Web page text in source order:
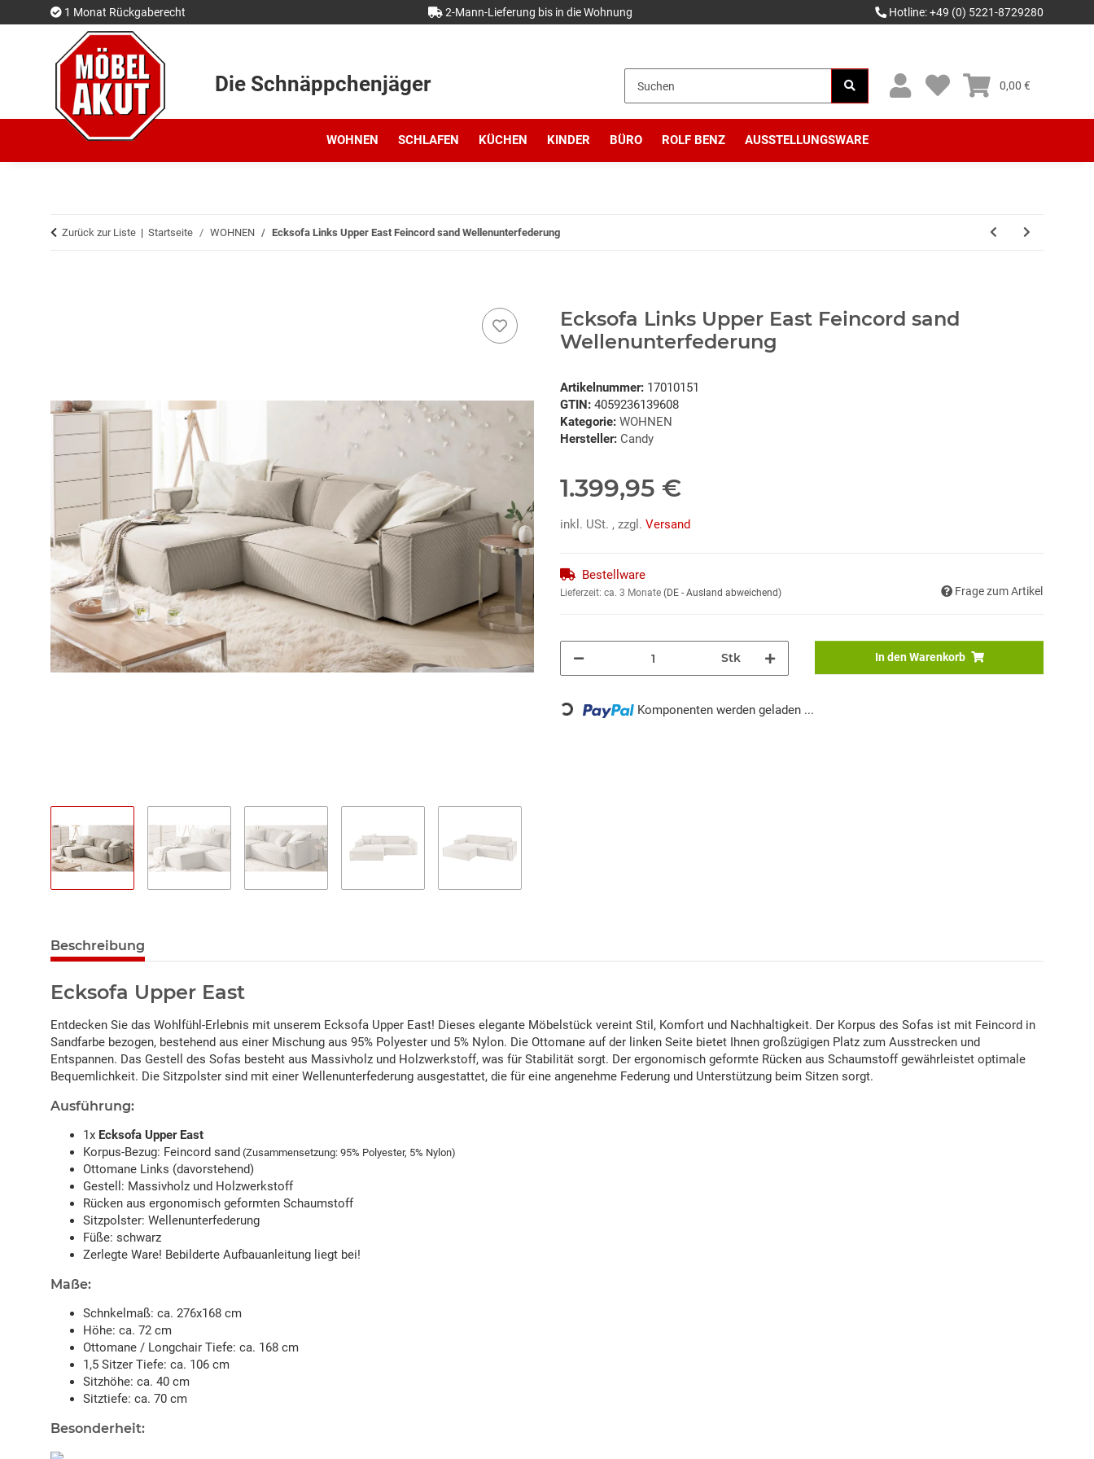
1 Monat Rückgaberecht 2-Mann-Lieferung bis in die Wohnung Hotline: +49 (0) 5221-8729280
Die Schnäppchenjäger 0,00 €
WOHNEN SCHLAFEN KÜCHEN KINDER BÜRO ROLF BENZ AUSSTELLUNGSWARE
Zurück zur Liste Startseite WOHNEN Ecksofa Links Upper East Feincord sand Wellenunterfederung
Ecksofa Links Upper East Feincord sand
Wellenunterfederung
Artikelnummer: 17010151
GTIN: 4059236139608
Kategorie: WOHNEN
Hersteller: Candy
1.399,95 €
inkl. USt. , zzgl. Versand
Bestellware
Lieferzeit: ca. 3 Monate (DE - Ausland abweichend) Frage zum Artikel
Stk In den Warenkorb
Loading... Komponenten werden geladen ...
Beschreibung
Ecksofa Upper East
Entdecken Sie das Wohlfühl-Erlebnis mit unserem Ecksofa Upper East! Dieses elegante Möbelstück vereint Stil, Komfort und Nachhaltigkeit. Der Korpus des Sofas ist mit Feincord in
Sandfarbe bezogen, bestehend aus einer Mischung aus 95% Polyester und 5% Nylon. Die Ottomane auf der linken Seite bietet Ihnen großzügigen Platz zum Ausstrecken und
Entspannen. Das Gestell des Sofas besteht aus Massivholz und Holzwerkstoff, was für Stabilität sorgt. Der ergonomisch geformte Rücken aus Schaumstoff gewährleistet optimale
Bequemlichkeit. Die Sitzpolster sind mit einer Wellenunterfederung ausgestattet, die für eine angenehme Federung und Unterstützung beim Sitzen sorgt.
Ausführung:
1x Ecksofa Upper East
Korpus-Bezug: Feincord sand (Zusammensetzung: 95% Polyester, 5% Nylon)
Ottomane Links (davorstehend)
Gestell: Massivholz und Holzwerkstoff
Rücken aus ergonomisch geformten Schaumstoff
Sitzpolster: Wellenunterfederung
Füße: schwarz
Zerlegte Ware! Bebilderte Aufbauanleitung liegt bei!
Maße:
Schnkelmaß: ca. 276x168 cm
Höhe: ca. 72 cm
Ottomane / Longchair Tiefe: ca. 168 cm
1,5 Sitzer Tiefe: ca. 106 cm
Sitzhöhe: ca. 40 cm
Sitztiefe: ca. 70 cm
Besonderheit: